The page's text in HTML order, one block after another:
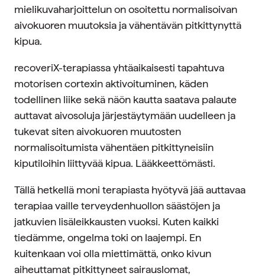
mielikuvaharjoittelun on osoitettu normalisoivan
aivokuoren muutoksia ja vähentävän pitkittynyttä
kipua.
recoveriX-terapiassa yhtäaikaisesti tapahtuva
motorisen cortexin aktivoituminen, käden
todellinen liike sekä näön kautta saatava palaute
auttavat aivosoluja järjestäytymään uudelleen ja
tukevat siten aivokuoren muutosten
normalisoitumista vähentäen pitkittyneisiin
kiputiloihin liittyvää kipua. Lääkkeettömästi.
Tällä hetkellä moni terapiasta hyötyvä jää auttavaa
terapiaa vaille terveydenhuollon säästöjen ja
jatkuvien lisäleikkausten vuoksi. Kuten kaikki
tiedämme, ongelma toki on laajempi. En
kuitenkaan voi olla miettimättä, onko kivun
aiheuttamat pitkittyneet sairauslomat,